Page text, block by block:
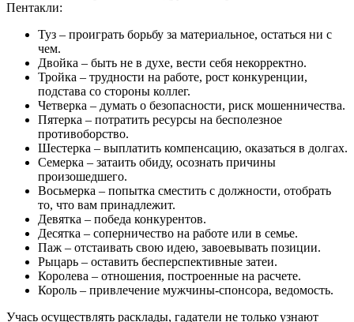
Пентакли:
Туз – проиграть борьбу за материальное, остаться ни с
чем.
Двойка – быть не в духе, вести себя некорректно.
Тройка – трудности на работе, рост конкуренции,
подстава со стороны коллег.
Четверка – думать о безопасности, риск мошенничества.
Пятерка – потратить ресурсы на бесполезное
противоборство.
Шестерка – выплатить компенсацию, оказаться в долгах.
Семерка – затаить обиду, осознать причины
произошедшего.
Восьмерка – попытка сместить с должности, отобрать
то, что вам принадлежит.
Девятка – победа конкурентов.
Десятка – соперничество на работе или в семье.
Паж – отстаивать свою идею, завоевывать позиции.
Рыцарь – оставить бесперспективные затеи.
Королева – отношения, построенные на расчете.
Король – привлечение мужчины-спонсора, ведомость.
Учась осуществлять расклады, гадатели не только узнают